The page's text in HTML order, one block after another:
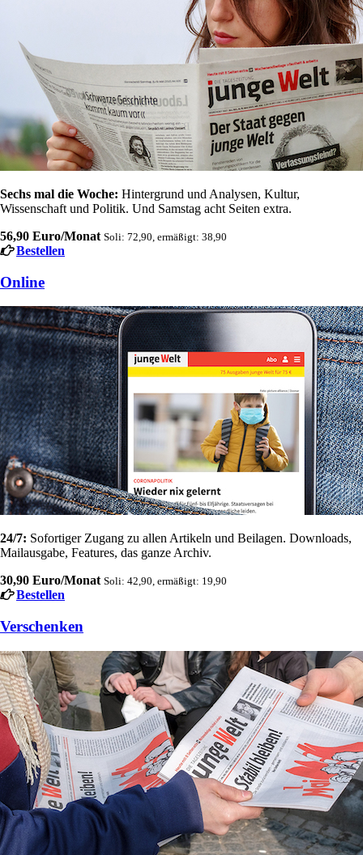
Sechs mal die Woche: Hintergrund und Analysen, Kultur,
Wissenschaft und Politik. Und Samstag acht Seiten extra.
56,90 Euro/Monat Soli: 72,90, ermäßigt: 38,90
Bestellen
Online
24/7: Sofortiger Zugang zu allen Artikeln und Beilagen. Downloads,
Mailausgabe, Features, das ganze Archiv.
30,90 Euro/Monat Soli: 42,90, ermäßigt: 19,90
Bestellen
Verschenken